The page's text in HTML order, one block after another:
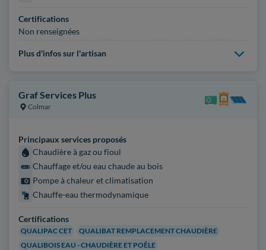
Certifications
Non renseignées
Plus d'infos sur l'artisan
Graf Services Plus
Colmar
Principaux services proposés
Chaudière à gaz ou fioul
Chauffage et/ou eau chaude au bois
Pompe à chaleur et climatisation
Chauffe-eau thermodynamique
Certifications
QUALIPAC CET
QUALIBAT REMPLACEMENT CHAUDIÈRE
QUALIBOIS EAU - CHAUDIÈRE ET POÊLE